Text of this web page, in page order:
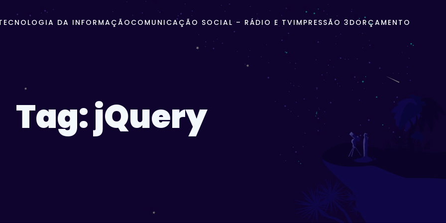
DA INFORMAÇÃO COMUNICAÇÃO SOCIAL – RÁDIO E TVIMPRESSÃO 3DORÇAMENTO
Tag:jQuery